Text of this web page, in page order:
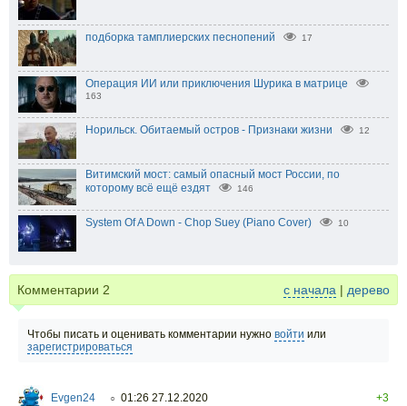
подборка тамплиерских песнопений 17
Операция ИИ или приключения Шурика в матрице
163
Норильск. Обитаемый остров - Признаки жизни 12
Витимский мост: самый опасный мост России, по
которому всё ещё ездят
146
System Of A Down - Chop Suey (Piano Cover) 10
Комментарии 2 с начала | дерево
Чтобы писать и оценивать комментарии нужно войти или
зарегистрироваться
Evgen24 ○ 01:26 27.12.2020
+3